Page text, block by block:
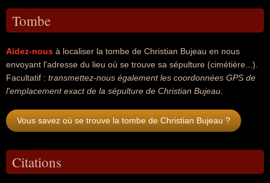
Tombe
Aidez-nous à localiser la tombe de Christian Bujeau en nous
envoyant l'adresse du lieu où se trouve sa sépulture (cimétière...).
Facultatif : transmettez-nous également les coordonnées GPS de
l'emplacement exact de la sépulture de Christian Bujeau
Vous savez où se trouve la tombe de Christian Bujeau ?
Citations